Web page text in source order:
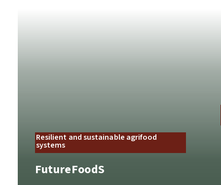
Resilient and sustainable agrifood
systems
FutureFoodS